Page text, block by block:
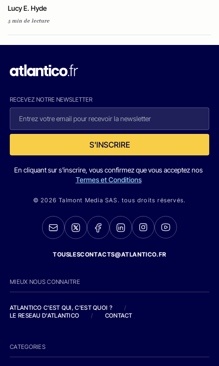
Lucy E. Hyde
5 min de lecture
RECEVEZ NOTRE NEWSLETTER
S'INSCRIRE
En cliquant sur s'inscrire, vous confirmez que vous acceptez nos
Termes et Conditions
© 2026 Talmont Media SAS. tous droits réservés.
TOUSLESCONTACTS@ATLANTICO.FR
MIEUX NOUS CONNAITRE
ATLANTICO C'EST QUI, C'EST QUOI ?
/
LE RESEAU D'ATLANTICO
/ CONTACT
CATEGORIES